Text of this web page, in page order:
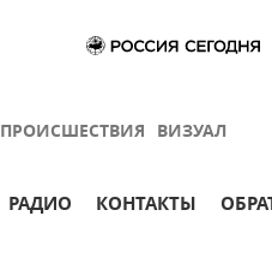
ПРОИСШЕСТВИЯ ВИЗУАЛ
РАДИО КОНТАКТЫ